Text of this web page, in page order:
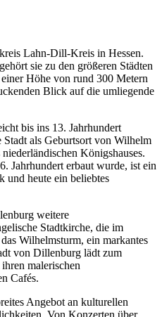
Lahn-Dill-Kreis in Hessen.
sie zu den größeren Städten
Höhe von rund 300 Metern
Blick auf die umliegende
bis ins 13. Jahrhundert
als Geburtsort von Wilhelm
Königshauses.
Jahrhundert erbaut wurde, ist ein
und heute ein beliebtes
weitere
Stadtkirche, die im
Wilhelmsturm, ein markantes
von Dillenburg lädt zum
malerischen
Cafés.
Angebot an kulturellen
Von Konzerten über